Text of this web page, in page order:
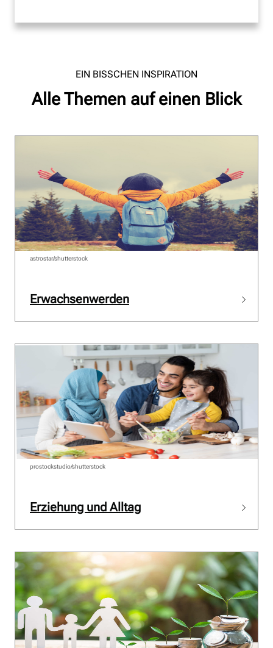
EIN BISSCHEN INSPIRATION
Alle Themen auf einen Blick
Erwachsenwerden
astrostar/shutterstock
Erziehung und Alltag
prostockstudio/shutterstock